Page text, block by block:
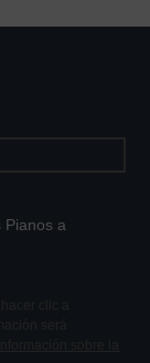
Pianos a